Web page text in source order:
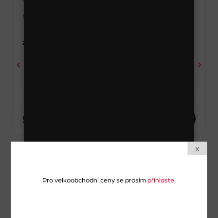
X
Pro velkoobchodní ceny se prosímpřihlaste
Skladem
Zvolte variantu
52 Kč